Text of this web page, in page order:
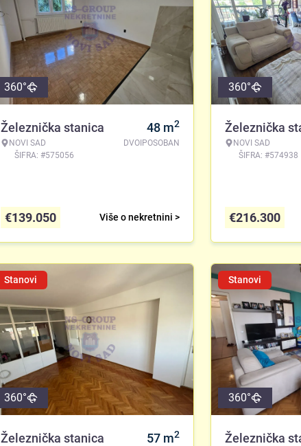
360°
Železnička stanica
NOVI SAD
ŠIFRA: #575056
48 m2
DVOIPOSOBAN
Više o nekretnini >
€139.050
360°
Železnička
NOVI SAD
ŠIFRA: #574938
€216.300
Stanovi
360°
Železnička stanica 57 m2
Stanovi
360°
Železnička